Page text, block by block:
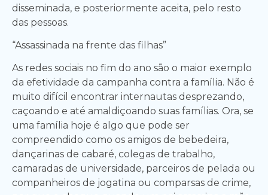
disseminada, e posteriormente aceita, pelo resto
das pessoas.
“Assassinada na frente das filhas”
As redes sociais no fim do ano são o maior exemplo
da efetividade da campanha contra a família. Não é
muito difícil encontrar internautas desprezando,
caçoando e até amaldiçoando suas famílias. Ora, se
uma família hoje é algo que pode ser
compreendido como os amigos de bebedeira,
dançarinas de cabaré, colegas de trabalho,
camaradas de universidade, parceiros de pelada ou
companheiros de jogatina ou comparsas de crime,